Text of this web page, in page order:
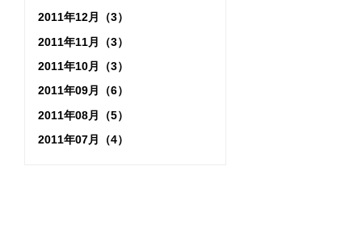
2011年12月（3）
2011年11月（3）
2011年10月（3）
2011年09月（6）
2011年08月（5）
2011年07月（4）